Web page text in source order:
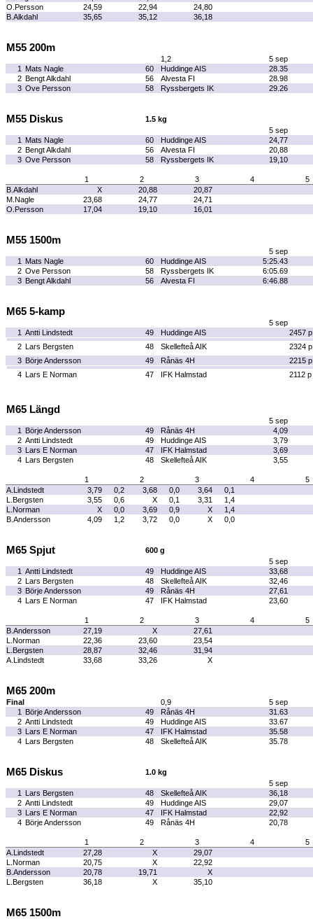
O.Persson
24,59 22,94
24,80
B.Alkdahl
35,65 35,12 36,18
M55 200m
1,2
5 sep
1
Mats Nagle 60 Huddinge AIS
28.35
2 Bengt Alkdahl 56 Alvesta FI
28.98
3 Ove Persson 58 Ryssbergets IK 29.26
M55 Diskus
1.5 kg
5 sep
1
Mats Nagle 60 Huddinge AIS
24,77
2 Bengt Alkdahl 56 Alvesta FI
20,88
3 Ove Persson 58 Ryssbergets IK 19,10
1 2 3 4
5
B.Alkdahl
X 20,88
20,87
M.Nagle
23,68 24,77
24,71
O.Persson
17,04 19,10 16,01
M55 1500m
5 sep
1
Mats Nagle 60 Huddinge AIS
5:25.43
2 Ove Persson 58 Ryssbergets IK
6:05.69
3 Bengt Alkdahl 56 Alvesta FI 6:46.88
M65 5-kamp
5 sep
1 Antti Lindstedt 49 Huddinge AIS
2457 p
2 Lars Bergsten 48 Skellefteå AIK
2324 p
3 Börje Andersson 49 Rånäs 4H
2215 p
4 Lars E Norman 47 IFK Halmstad 2112 p
M65 Längd
5 sep
1
Börje Andersson 49 Rånäs 4H
4,09
2 Antti Lindstedt 49 Huddinge AIS
3,79
3 Lars E Norman 47 IFK Halmstad
3,69
4 Lars Bergsten 48 Skellefteå AIK 3,55
1 2 3 4
5
A.Lindstedt
3,79 0,2 3,68 0,0 3,64
0,1
L.Bergsten
3,55 0,6 X 0,1 3,31
1,4
L.Norman
X 0,0 3,69 0,9 X
1,4
B.Andersson
4,09 1,2 3,72 0,0 X 0,0
M65 Spjut
600 g
5 sep
1 Antti Lindstedt 49 Huddinge AIS
33,68
2 Lars Bergsten 48 Skellefteå AIK
32,46
3 Börje Andersson 49 Rånäs 4H
27,61
4 Lars E Norman 47 IFK Halmstad 23,60
1 2 3 4
5
B.Andersson
27,19 X
27,61
L.Norman
22,36 23,60
23,54
L.Bergsten
28,87 32,46
31,94
A.Lindstedt
33,68 33,26 X
M65 200m
Final 0,9
5 sep
1
Börje Andersson 49 Rånäs 4H
31.63
2 Antti Lindstedt 49 Huddinge AIS
33.67
3 Lars E Norman 47 IFK Halmstad
35.58
4 Lars Bergsten 48 Skellefteå AIK 35.78
M65 Diskus
1.0 kg
5 sep
1
Lars Bergsten 48 Skellefteå AIK
36,18
2 Antti Lindstedt 49 Huddinge AIS
29,07
3 Lars E Norman 47 IFK Halmstad
22,92
4 Börje Andersson 49 Rånäs 4H 20,78
1 2 3 4
5
A.Lindstedt
27,28 X
29,07
L.Norman
20,75 X
22,92
B.Andersson
20,78 19,71
X
L.Bergsten
36,18 X 35,10
M65 1500m